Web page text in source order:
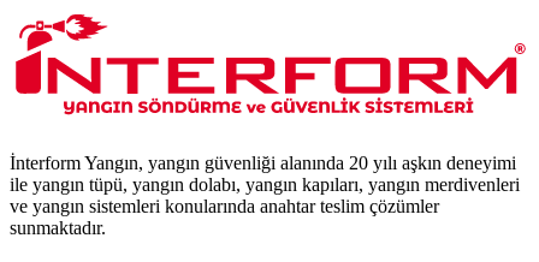
İnterform Yangın, yangın güvenliği alanında 20 yılı aşkın deneyimi
ile yangın tüpü, yangın dolabı, yangın kapıları, yangın merdivenleri
ve yangın sistemleri konularında anahtar teslim çözümler
sunmaktadır.